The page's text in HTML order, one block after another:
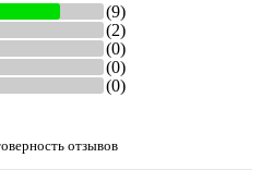
(9)
(2)
(0)
(0)
(0)
отзывов